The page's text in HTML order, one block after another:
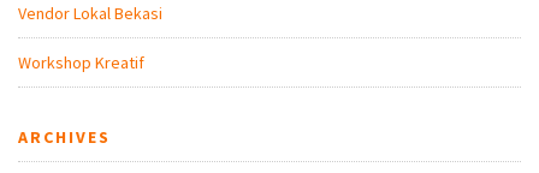
Vendor Lokal Bekasi
Workshop Kreatif
ARCHIVES